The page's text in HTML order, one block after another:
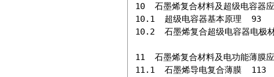
10  石墨烯复合材料及超级电容器
10.1  超级电容器基本原理  93
10.2  石墨烯复合超级电容器电极
11  石墨烯复合材料及电功能薄膜
11.1  石墨烯导电复合薄膜  113